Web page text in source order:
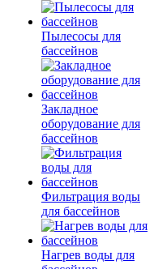
Пылесосы для
бассейнов
Закладное
оборудование для
бассейнов
Фильтрация воды
для бассейнов
Нагрев воды для